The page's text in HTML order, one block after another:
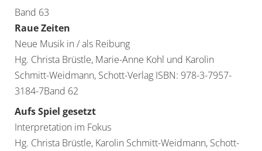
Band 63
Raue Zeiten
Neue Musik in / als Reibung
Hg. Christa Brüstle, Marie-Anne Kohl und Karolin
Schmitt-Weidmann, Schott-Verlag ISBN: 978-3-7957-
3184-7Band 62
Aufs Spiel gesetzt
Interpretation im Fokus
Hg. Christa Brüstle, Karolin Schmitt-Weidmann, Schott-